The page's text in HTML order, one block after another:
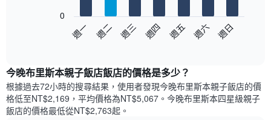
有
1
條
X
顯
示
每
週
每
週一 週二 週三 週四 週五 週六 週日
0
今晚布里斯本親子飯店飯店的價格是多少？
根據過去72小時的搜尋結果，使用者發現今晚布里斯本親子飯店的價
格低至NT$2,169，平均價格為NT$5,067​。今晚布里斯本四星級親子
飯店​的價格最低從NT$2,763​起。